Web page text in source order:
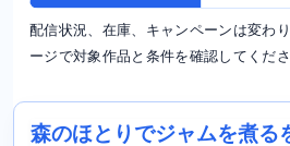
配信状況、在庫、キャンペーンは変わ
ージで対象作品と条件を確認してくださ
森のほとりでジャムを煮る